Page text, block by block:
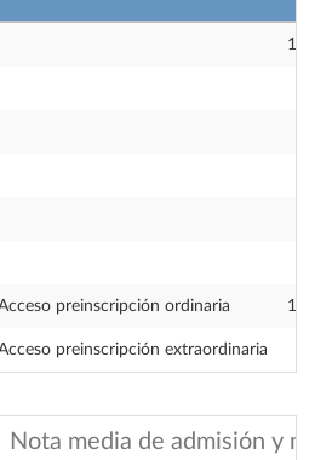
preinscripción ordinaria
preinscripción extraordinaria
Nota media de admisión y